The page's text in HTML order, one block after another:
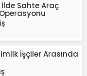
Sahte Araç
İşçiler Arasında